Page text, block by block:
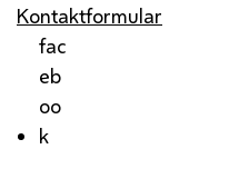
Kontaktformular
fac
eb
oo
k